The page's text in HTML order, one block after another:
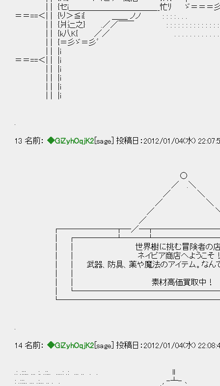
| | {セi＿＿＿＿＿＿＿＿＿＿＿__忙ﾘ ゞ＝＝＝
＝＝==＜| | {り＞≦i{ ＿＿ ノノ : : : : . . . . .
| | {爿辷之} .／／￣￣ : : : : : : : : : : : : : : : :
| | {k八K{ ／／ . . . . . . . . . . . .
| | {＝彡ゞ＝彡ﾞ
| | |i
＝＝==＜| | |i
| | |i
| | |i
| | |i
| | |i
13 名前： ◆GiZyhOqjK2 [sage] 投稿日：2012/01/04(水)
○
／ .＼
／ ＼
／ ＼
／
／
┌───────┬─／
│
│ │ 世界樹に挑む冒険
│ │ ネイピア商店へよ
│ │ 武器、防具、薬や魔法のアイテム。なん
│ │ 素材高価買取
│
14 名前： ◆GiZyhOqjK2 [sage] 投稿日：2012/01/04(水)
.: .:::.. ... :. .::.. ....: .: ... .. . . ll . ..
: .:::.. ... .:... .. . . , -┴- ､ ....